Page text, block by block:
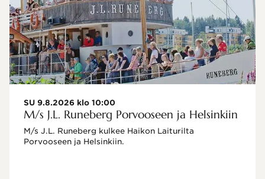
SU 9.8.2026 klo 10:00
M/s J.L. Runeberg Porvooseen ja Helsinkiin
M/s J.L. Runeberg kulkee Haikon Laiturilta
Porvooseen ja Helsinkiin.